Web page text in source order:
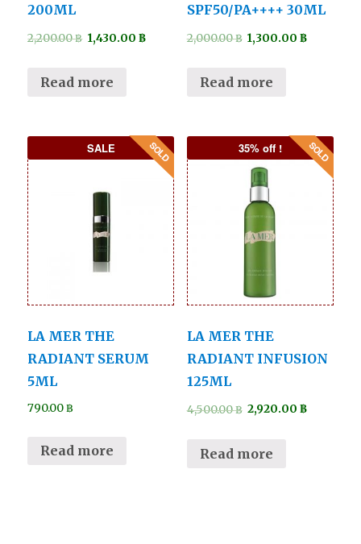
200ML
2,200.00฿ 1,430.00 ฿
Read more
SPF50/PA++++ 30ML
2,000.00฿ 1,300.00฿
Read more
SALE
LA MER THE
RADIANT SERUM
5ML
790.00฿
Read more
35% off !
LA MER THE
RADIANT INFUSION
125ML
4,500.00฿ 2,920.00฿
Read more